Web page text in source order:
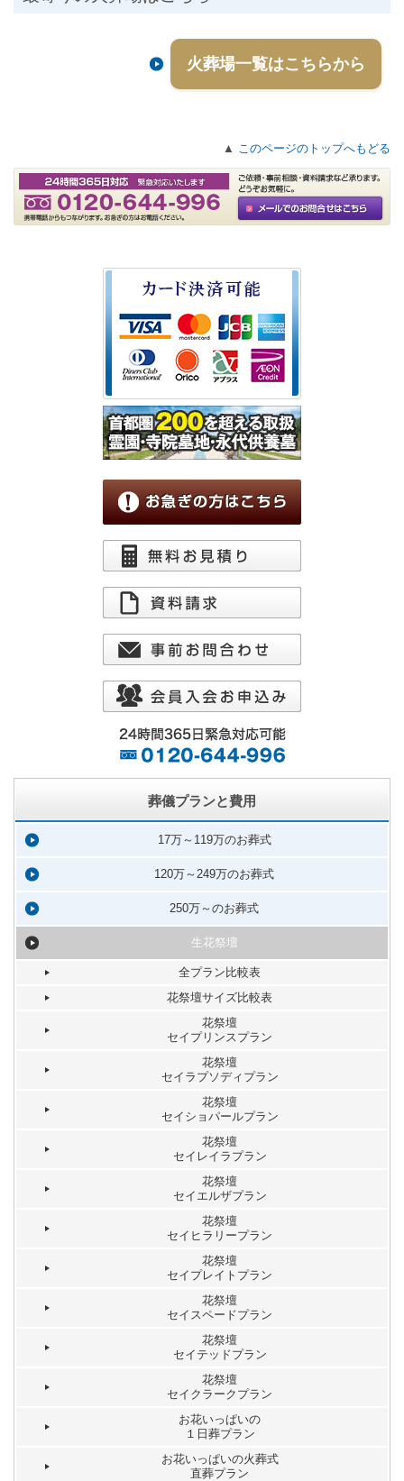
火葬場一覧はこちらから
▲ このページのトップへもどる
葬儀プランと費用
17万～119万のお葬式
120万～249万のお葬式
250万～のお葬式
生花祭壇
全プラン比較表
花祭壇サイズ比較表
花祭壇
セイプリンスプラン
花祭壇
セイラプソディプラン
花祭壇
セイショパールプラン
花祭壇
セイレイラプラン
花祭壇
セイエルザプラン
花祭壇
セイヒラリープラン
花祭壇
セイプレイトプラン
花祭壇
セイスペードプラン
花祭壇
セイテッドプラン
花祭壇
セイクラークプラン
お花いっぱいの
１日葬プラン
お花いっぱいの火葬式
直葬プラン